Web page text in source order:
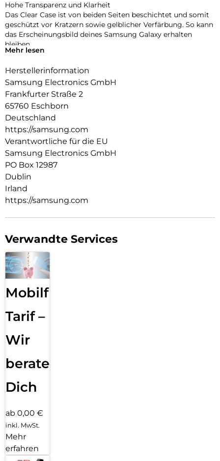
Hohe Transparenz und Klarheit
Das Clear Case ist von beiden Seiten beschichtet und somit
geschützt vor Kratzern sowie gelblicher Verfärbung. So kann
das Erscheinungsbild deines Samsung Galaxy erhalten
bleiben.
Das Clear Case bringt die Farbe deines A54 5G zur Geltung
und bietet dir gleichzeitig viel Platz, um deinem Case eine
persönliche Note zu verleihen. Beklebe es mit Stickern und
Mehr lesen
Herstellerinformation
Samsung Electronics GmbH
Frankfurter Straße 2
65760 Eschborn
Deutschland
https://samsung.com
Verantwortliche für die EU
Samsung Electronics GmbH
PO Box 12987
Dublin
Irland
https://samsung.com
Verwandte Services
Mobilfunk
Tarif –
Wir
beraten
Dich
ab 0,00 €
inkl. MwSt.
Mehr
erfahren